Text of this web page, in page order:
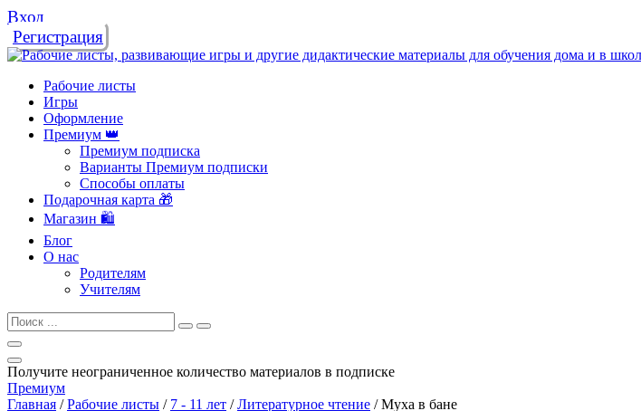
Вход
Регистрация
Рабочие листы
Игры
Оформление
Премиум 👑
Премиум подписка
Варианты Премиум подписки
Способы оплаты
Подарочная карта 🎁
Магазин 🛍️
Блог
О нас
Родителям
Учителям
Получите неограниченное количество материалов в подписке
Премиум
Главная /Рабочие листы / 7 - 11 лет /Литературное чтение /Муха в бане